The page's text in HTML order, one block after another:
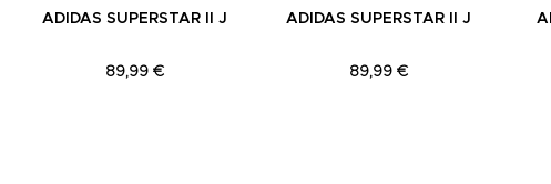
ADIDAS SUPERSTAR II J
89,99 €
ADIDAS SUPERSTAR II J
89,99 €